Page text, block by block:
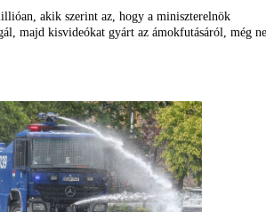
akik szerint az, hogy a miniszterelnök
majd kisvideókat gyárt az ámokfutásáról, még